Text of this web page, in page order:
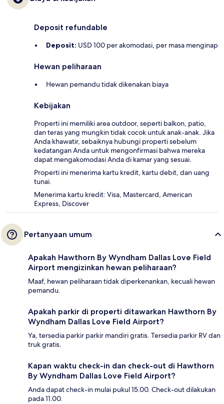
Deposit refundable
Deposit: USD 100 per akomodasi, per masa menginap
Hewan peliharaan
Hewan pemandu tidak dikenakan biaya
Kebijakan
Properti ini memiliki area outdoor, seperti balkon, patio,
dan teras yang mungkin tidak cocok untuk anak-anak. Jika
Anda khawatir, sebaiknya hubungi properti sebelum
kedatangan Anda untuk mengonfirmasi bahwa mereka
dapat mengakomodasi Anda di kamar yang sesuai.
Properti ini menerima kartu kredit, kartu debit, dan uang
tunai.
Menerima kartu kredit: Visa, Mastercard, American
Express, Discover
Pertanyaan umum
Apakah Hawthorn By Wyndham Dallas Love Field
Airport mengizinkan hewan peliharaan?
Maaf, hewan peliharaan tidak diperkenankan, kecuali hewan
pemandu.
Apakah parkir di properti ditawarkan Hawthorn By
Wyndham Dallas Love Field Airport?
Ya, tersedia parkir parkir mandiri gratis. Tersedia parkir RV dan
truk gratis.
Kapan waktu check-in dan check-out di Hawthorn
By Wyndham Dallas Love Field Airport?
Anda dapat check-in mulai pukul 15.00. Check-out dilakukan
pada 11.00.